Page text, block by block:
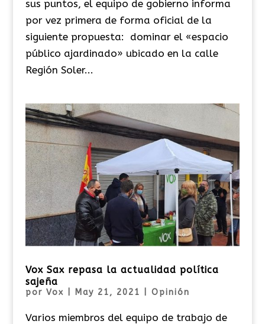
sus puntos, el equipo de gobierno informa
por vez primera de forma oficial de la
siguiente propuesta: dominar el «espacio
público ajardinado» ubicado en la calle
Región Soler...
Vox Sax repasa la actualidad política
sajeña
por Vox May 21, 2021 Opinión
Varios miembros del equipo de trabajo de